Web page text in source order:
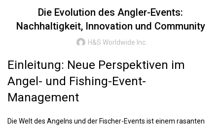
Die Evolution des Angler-Events:
Nachhaltigkeit, Innovation und Community
H&S Worldwide Inc.
Einleitung: Neue Perspektiven im
Angel- und Fishing-Event-
Management
Die Welt des Angelns und der Fischer-Events ist einem rasanten